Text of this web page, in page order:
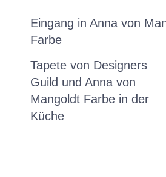
Eingang in Anna von
Farbe
Tapete von Designers
Guild und Anna von
Mangoldt Farbe in der
Küche